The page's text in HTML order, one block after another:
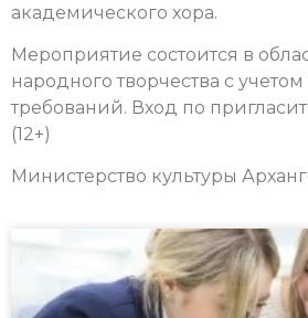
академического хора.
Мероприятие состоится в
народного творчества с
требований. Вход по
(12+)
Министерство культуры